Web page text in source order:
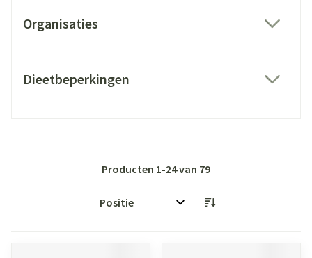
Organisaties
Dieetbeperkingen
Producten 1-24van 79
Sorteer op: